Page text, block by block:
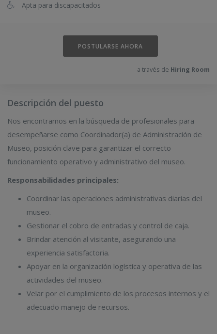
Apta para discapacitados
POSTULARSE AHORA
a través de Hiring Room
Descripción del puesto
Nos encontramos en la búsqueda de profesionales para
desempeñarse como Coordinador(a) de Administración de
Museo, posición clave para garantizar el correcto
funcionamiento operativo y administrativo del museo.
Responsabilidades principales:
Coordinar las operaciones administrativas diarias del
museo.
Gestionar el cobro de entradas y control de caja.
Brindar atención al visitante, asegurando una
experiencia satisfactoria.
Apoyar en la organización logística y operativa de las
actividades del museo.
Velar por el cumplimiento de los procesos internos y el
adecuado manejo de recursos.